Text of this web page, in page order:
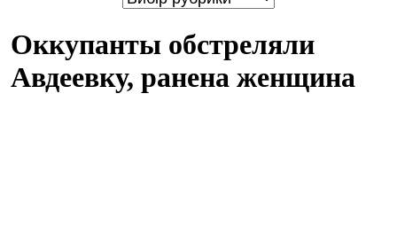
Оккупанты обстреляли
Авдеевку, ранена женщина